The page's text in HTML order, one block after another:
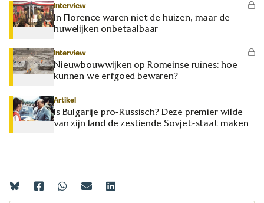
Interview
In Florence waren niet de huizen, maar de
huwelijken onbetaalbaar
Interview
Nieuwbouwwijken op Romeinse ruïnes: hoe
kunnen we erfgoed bewaren?
Artikel
Is Bulgarije pro-Russisch? Deze premier wilde
van zijn land de zestiende Sovjet-staat maken